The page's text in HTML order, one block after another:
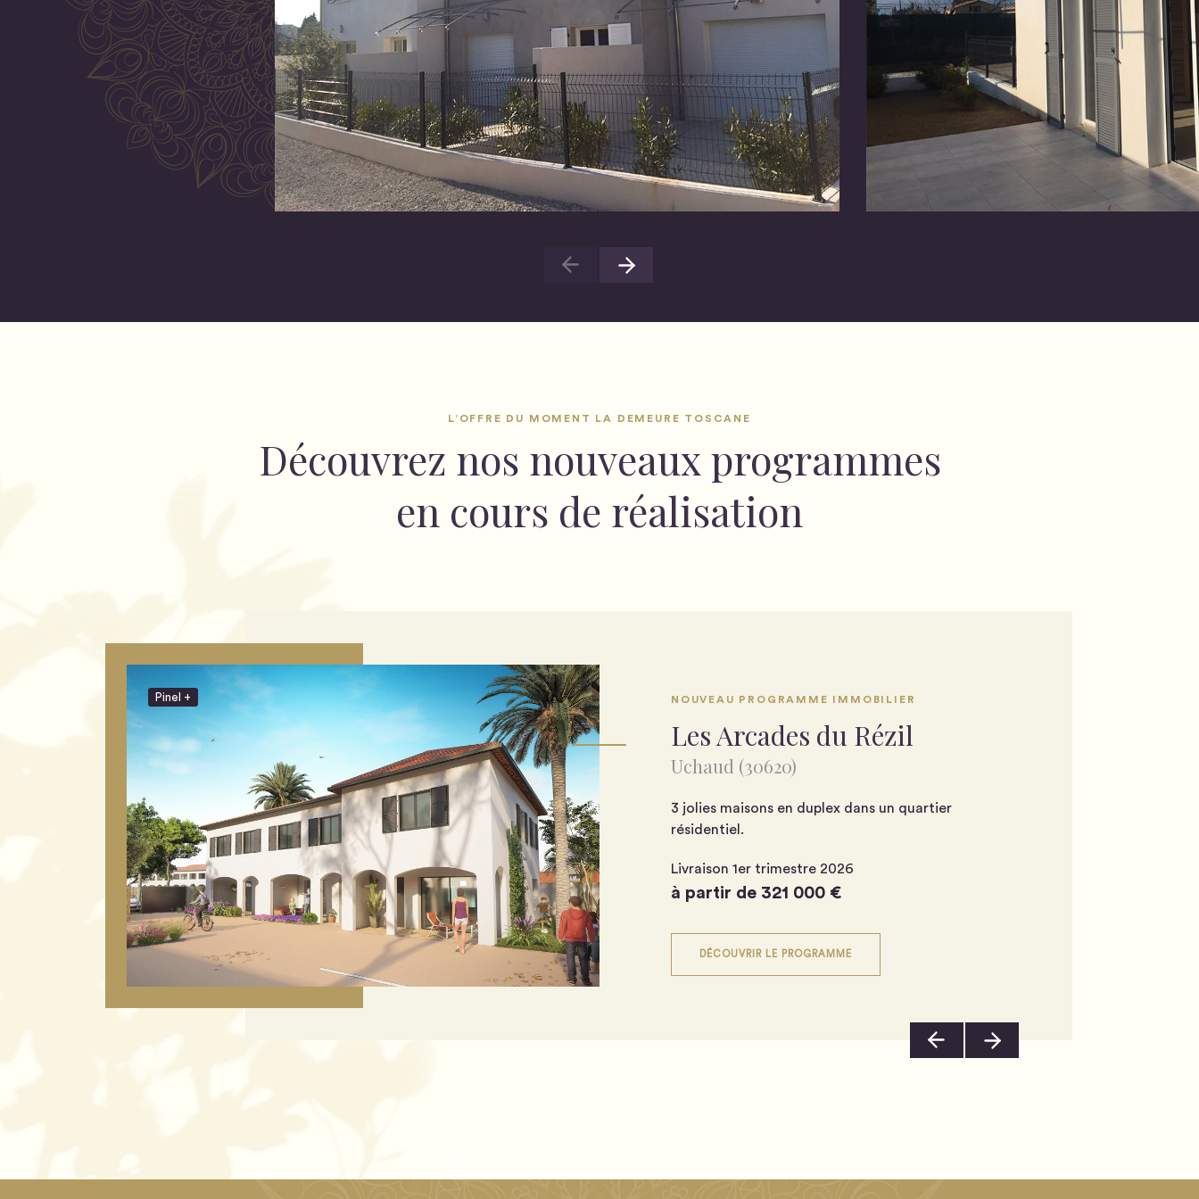
L’OFFRE DU MOMENT LA DEMEURE TOSCANE
Découvrez nos nouveaux programmes
en cours de réalisation
Pinel + NOUVEAU PROGRAMME IMMOBILIER
Les Arcades du Rézil
Uchaud (30620)
3 jolies maisons en duplex dans un quartier
résidentiel.
Livraison 1er trimestre 2026
à partir de 321 000 €
DÉCOUVRIR LE PROGRAMME